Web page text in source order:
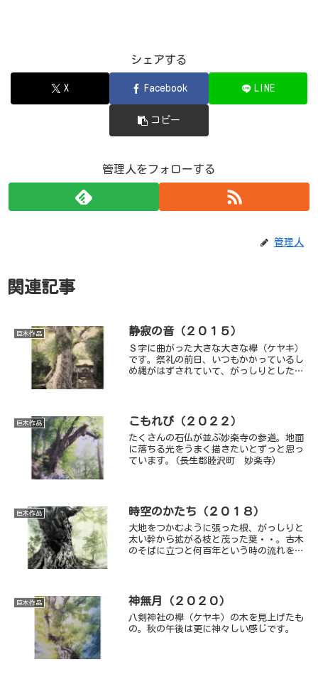
シェアする
X Facebook LINE
コピー
管理人をフォローする
管理人
関連記事
巨木作品 静寂の音（２０１５）
Ｓ字に曲がった大きな大きな欅（ケヤキ）
です。祭礼の前日、いつもかかっているし
め縄がはずされていて、がっしりとした幹
巨木作品 こもれび（２０２２）
たくさんの石仏が並ぶ妙楽寺の参道。地面
に落ちる光をうまく描きたいとずっと思っ
ています。(長生郡睦沢町 妙楽寺)
巨木作品 時空のかたち（２０１８）
大地をつかむように張った根、がっしりと
太い幹から拡がる枝と茂った葉・・。古木
のそばに立つと何百年という時の流れを思
としたら、私はこれだと思います。
巨木作品 神無月（２０２０）
八剣神社の欅（ケヤキ）の木を見上げたも
の。秋の午後は更に神々しい感じです。